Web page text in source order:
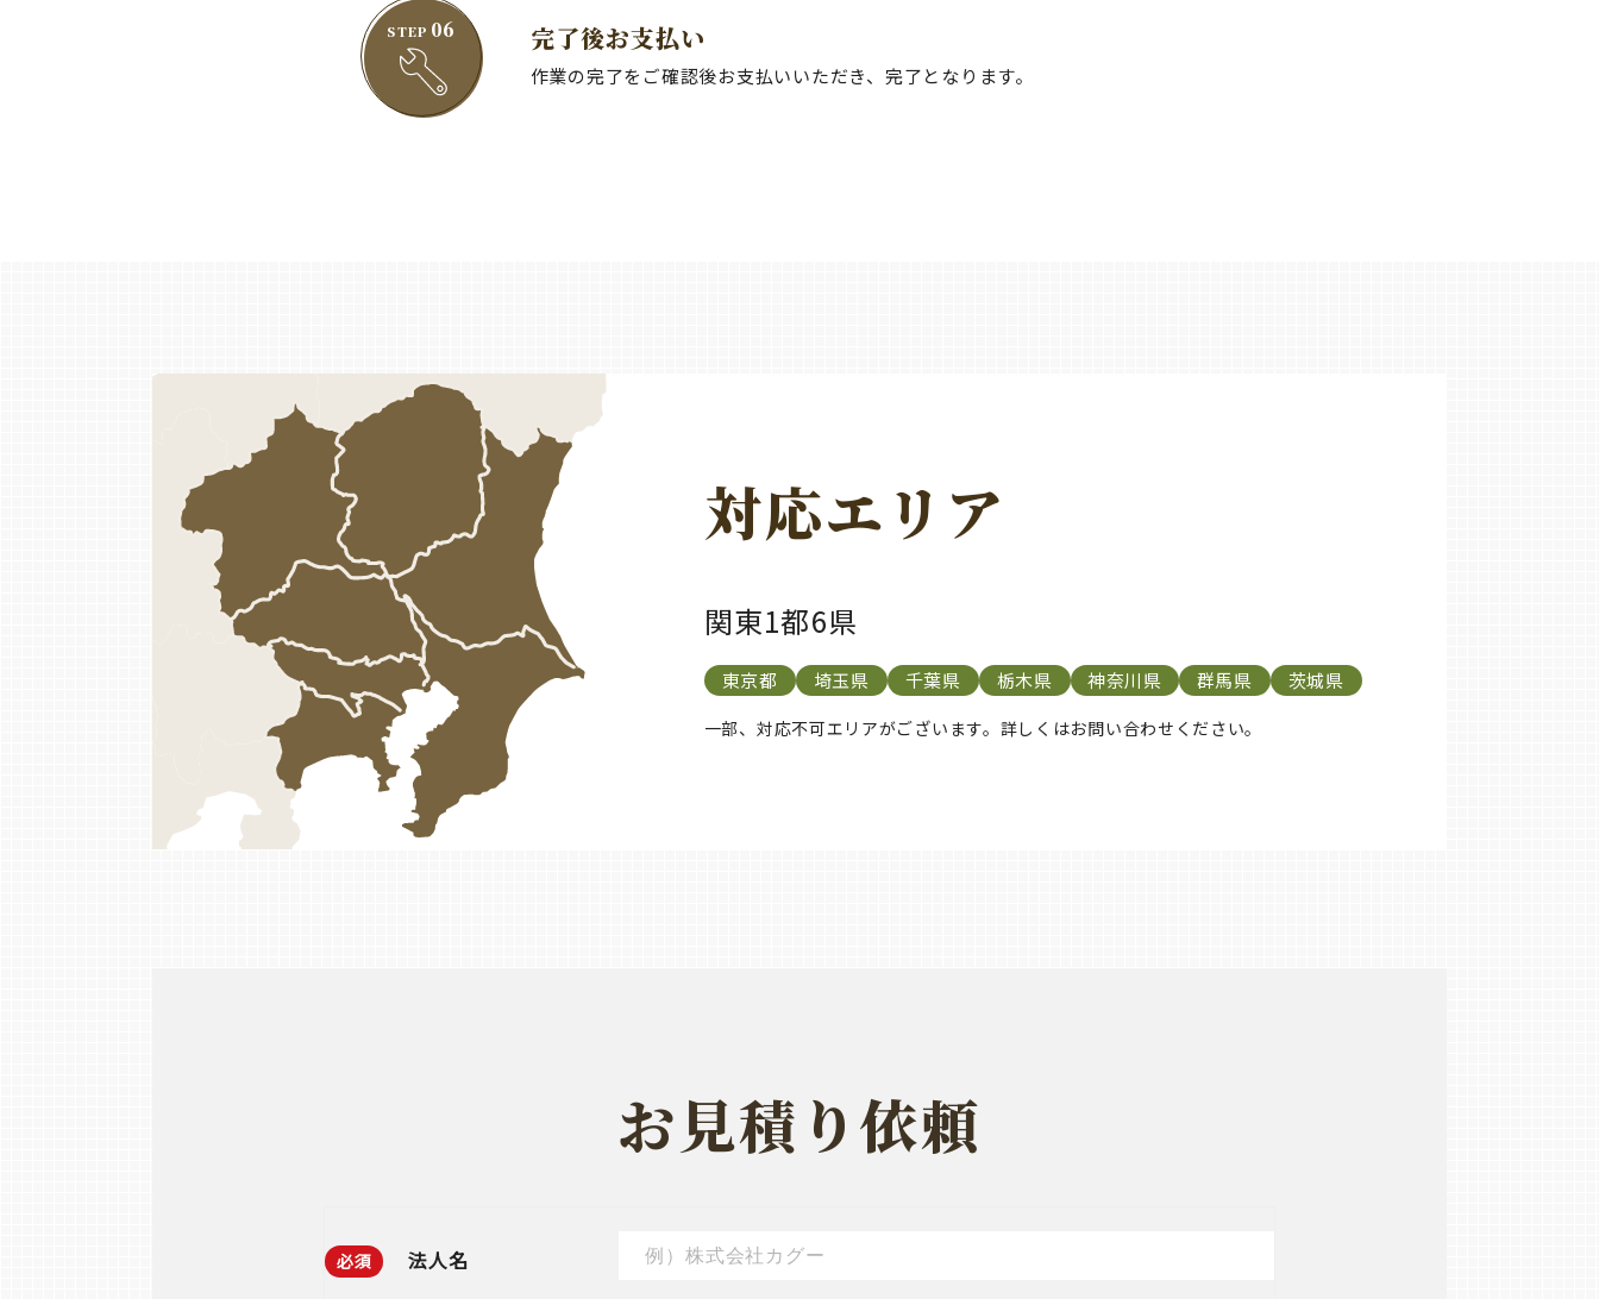
STEP 06 完了後お⽀払い
作業の完了をご確認後お⽀払いいただき、完了となります。
対応エリア
関東1都6県
東京都 埼玉県 千葉県 栃木県 神奈川県 群馬県 茨城県
⼀部、対応不可エリアがございます。詳しくはお問い合わせください。
お見積り依頼
必須 法人名